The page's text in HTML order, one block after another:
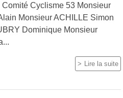
Comité Cyclisme 53 Monsieur
Monsieur ACHILLE Simon
Dominique Monsieur
Lire la suite